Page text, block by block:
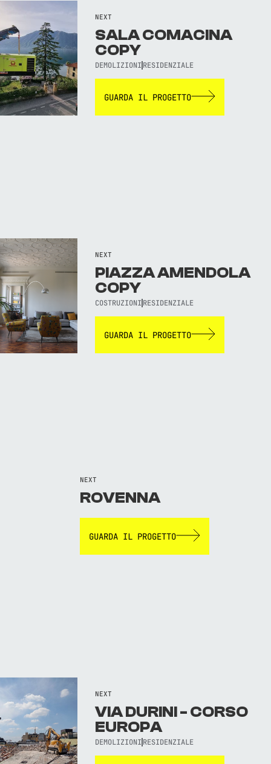
NEXT
SALA COMACINA
COPY
DEMOLIZIONI RESIDENZIALE
GUARDA IL PROGETTO
NEXT
PIAZZA AMENDOLA
COPY
COSTRUZIONI RESIDENZIALE
GUARDA IL PROGETTO
NEXT
ROVENNA
GUARDA IL PROGETTO
NEXT
VIA DURINI - CORSO
EUROPA
DEMOLIZIONI RESIDENZIALE